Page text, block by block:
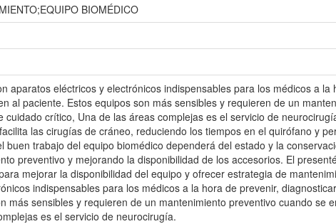
BIOMÉDICO
aparatos eléctricos y electrónicos indispensables para los médicos a
al paciente. Estos equipos son más sensibles y requieren de un
cuidado crítico, Una de las áreas complejas es el servicio de
las cirugías de cráneo, reduciendo los tiempos en el quirófano y
buen trabajo del equipo biomédico dependerá del estado y la
preventivo y mejorando la disponibilidad de los accesorios. El
mejorar la disponibilidad del equipo y ofrecer estrategia de
indispensables para los médicos a la hora de prevenir,
más sensibles y requieren de un mantenimiento preventivo cuando se
es el servicio de neurocirugía.